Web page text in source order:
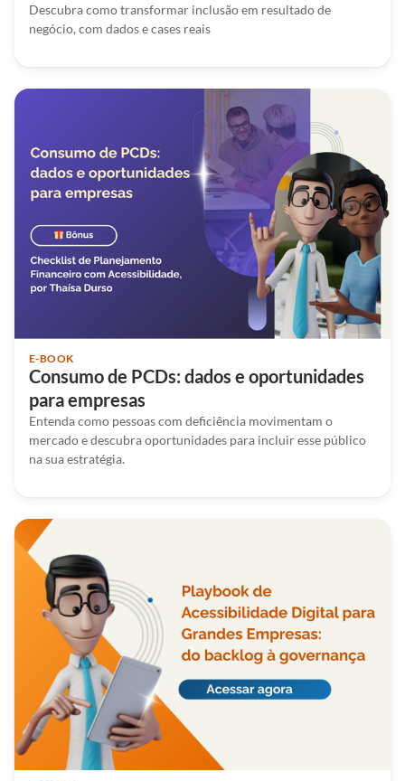
Descubra como transformar inclusão em resultado de
negócio, com dados e cases reais
E-BOOK
Consumo de PCDs: dados e oportunidades
para empresas
Entenda como pessoas com deficiência movimentam o
mercado e descubra oportunidades para incluir esse público
na sua estratégia.